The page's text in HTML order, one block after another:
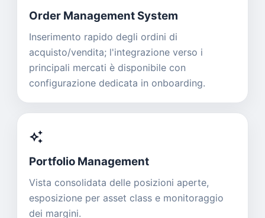
Order Management System
Inserimento rapido degli ordini di
acquisto/vendita; l'integrazione verso i
principali mercati è disponibile con
configurazione dedicata in onboarding.
auto_awesome
Portfolio Management
Vista consolidata delle posizioni aperte,
esposizione per asset class e monitoraggio
dei margini.